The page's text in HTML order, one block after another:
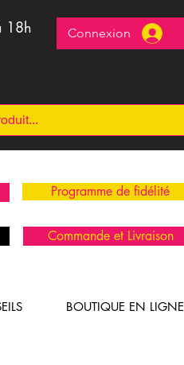
18h
Connexion
Programme de fidélité
Commande et Livraison
BOUTIQUE EN LIGNE